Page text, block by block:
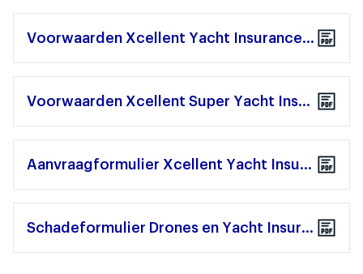
Voorwaarden Xcellent Yacht Insurance (XYI 2019)
Voorwaarden Xcellent Super Yacht Insurance (XSYI 2019)
Aanvraagformulier Xcellent Yacht Insurance
Schadeformulier Drones en Yacht Insurance